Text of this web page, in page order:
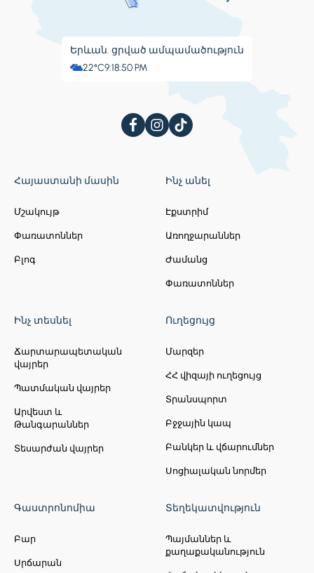
Երևան. ցրված ամպամածություն
22°C9:18:51 PM
Հայաստանի մասին
Մշակույթ
Փառատոններ
Բլոգ
Ինչ անել
Էքստրիմ
Առողջարաններ
Ժամանց
Փառատոններ
Ինչ տեսնել
Ճարտարապետական
վայրեր
Պատմական վայրեր
Արվեստ և
Թանգարաններ
Տեսարժան վայրեր
Ուղեցույց
Մարզեր
ՀՀ վիզայի ուղեցույց
Տրանսպորտ
Բջջային կապ
Բանկեր և վճարումներ
Սոցիալական նորմեր
Գաստրոնոմիա
Բար
Սրճարան
Տեղեկատվություն
Պայմաններ և
քաղաքականություն